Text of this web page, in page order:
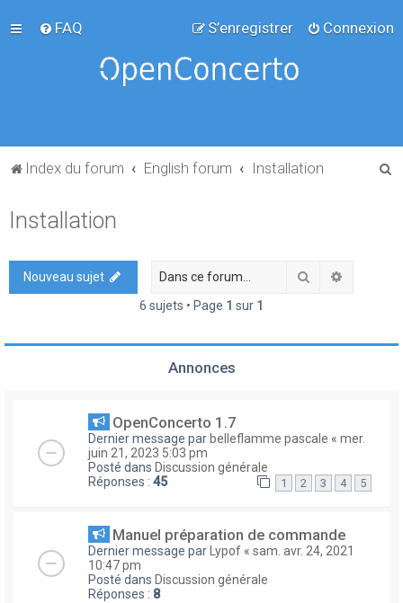
FAQ Connexion
S’enregistrer
Index du forum English forum Installation
h
Installation
Nouveau sujet Rechercher
6 sujets • Page 1 sur 1
Annonces
OpenConcerto 1.7
Dernier message par belleflamme pascale « mer.
juin 21, 2023 5:03 pm
Posté dans Discussion générale
Réponses : 45 1 2 3 4 5
Manuel préparation de commande
Dernier message par Lypof « sam. avr. 24, 2021
10:47 pm
Posté dans Discussion générale
Réponses : 8